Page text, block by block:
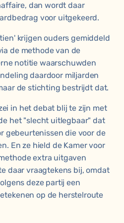
dan wordt daar
voor uitgekeerd.
krijgen ouders gemiddeld
de methode van de
notitie waarschuwden
daardoor miljarden
de stichting bestrijdt dat.
in het debat blij te zijn met
het "slecht uitlegbaar" dat
gebeurtenissen die voor de
En ze hield de Kamer voor
extra uitgaven
daar vraagtekens bij, omdat
deze partij een
op de herstelroute